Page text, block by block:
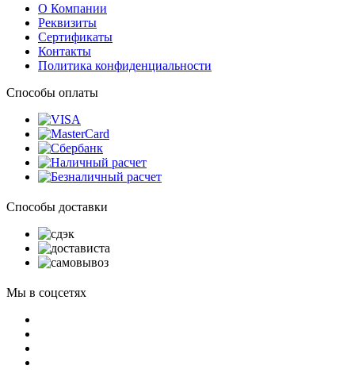
О Компании
Реквизиты
Сертификаты
Контакты
Политика конфиденциальности
Способы оплаты
Способы доставки
Мы в соцсетях